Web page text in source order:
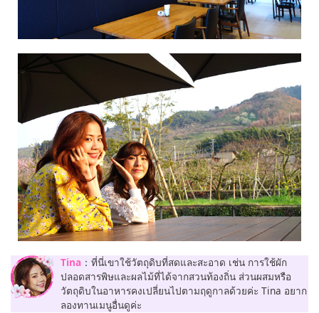
Tina ：ที่นี่เขาใช้วัตถุดิบที่สดและสะอาด เช่น การใช้ผัก
ปลอดสารพิษและผลไม้ที่ได้จากสวนท้องถิ่น ส่วนผสมหรือ
วัตถุดิบในอาหารคงเปลี่ยนไปตามฤดูกาลด้วยค่ะ Tina อยาก
ลองทานเมนูอื่นดูค่ะ